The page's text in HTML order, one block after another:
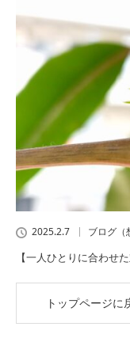
2025.2.7 ブログ（
【一人ひとりに合わせ
トップページに